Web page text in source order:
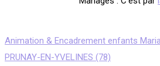
Animation & Encadrement enfants
PRUNAY-EN-YVELINES (78)